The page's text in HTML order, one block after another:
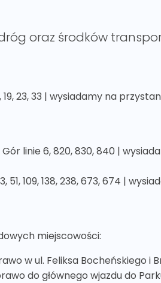
oraz środków
23, 33 | wysiadamy na
linie 6, 820, 830, 840 |
51, 109, 138, 238, 673, 674 |
miejscowości:
w ul. Feliksa Bocheńskiego i
do głównego wjazdu do